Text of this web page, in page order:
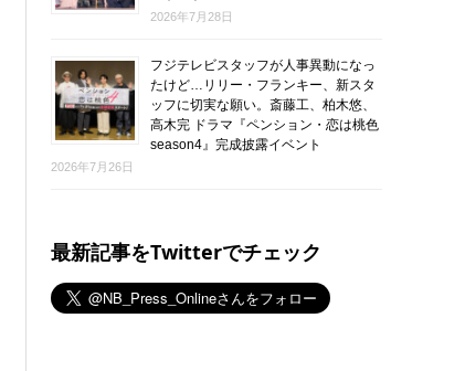
2026年7月28日
フジテレビスタッフが人事異動になっ
たけど…リリー・フランキー、新スタ
ッフに切実な願い。斎藤工、柏木悠、
高木完 ドラマ『ペンション・恋は桃色
season4』完成披露イベント
2026年7月26日
最新記事をTwitterでチェック